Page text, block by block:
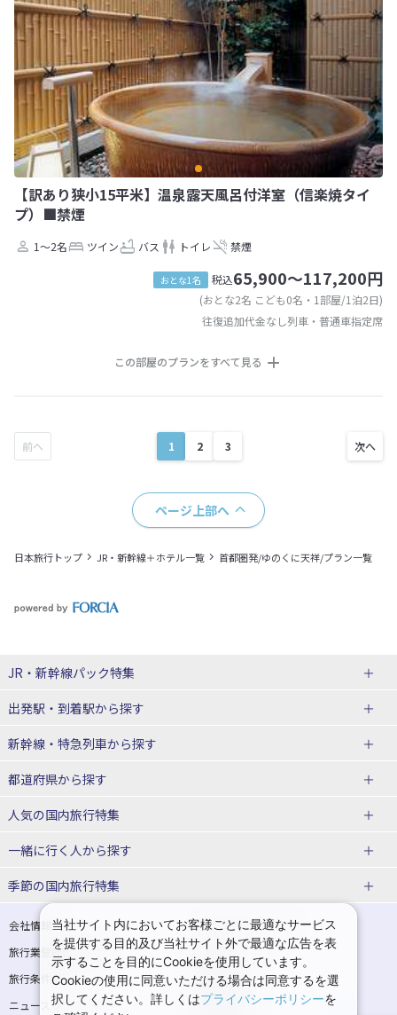
【訳あり狭小15平米】温泉露天風呂付洋室（信楽焼タイ
プ）■禁煙
1～2名 ツイン バス トイレ 禁煙
おとな1名 税込65,900～117,200円
(おとな2名 こども0名・1部屋/1泊2日)
往復追加代金なし列車・普通車指定席
この部屋のプランをすべて見る
1 2 3
ページ上部へ
日本旅行トップ JR・新幹線＋ホテル一覧 首都圏発/ゆのくに天祥/プラン一覧
JR・新幹線パック特集
JR・新幹線＋ホテルパック
出張パック
出発駅・到着駅から探す
秋田⇔東京 新幹線パック
仙台→東京 新幹線パック
富山⇔東京 新幹線パック
東京→仙台 新幹線パック
東京→金沢 新幹線パック
東京⇔軽井沢 新幹線パック 東京→長野 新幹線パック
東京→名古屋 新幹線パック 東京→京都 新幹線パック
東京→大阪（新大阪） 新幹線パッ
ク
東京→神戸（新神戸） 新幹線パッ
ク
新幹線・特急列車から探す
北海道新幹線 旅行
山形新幹線 旅行
東海道新幹線 旅行
上越新幹線 旅行
九州新幹線 旅行 西九州新幹線 旅行
特急サンダーバード 旅行
都道府県から探す
北海道旅行・ツアー
東北
青森旅行・ツアー 岩手旅行・ツアー
宮城旅行・ツアー 秋田旅行・ツアー
山形旅行・ツアー 福島旅行・ツアー
人気の国内旅行特集
東京ディズニーリゾート®への旅
ユニバーサル・スタジオ・ジャパ
温泉旅行 日帰り旅行
一緒に行く人から探す
一人旅 国内版
カップル・夫婦旅行 国内版 女子旅 国内版
卒業旅行・学生旅行 国内版
季節の国内旅行特集
桜・お花見特集
ゴールデンウィーク（GW）の国内
旅行
夏休み・お盆の国内旅行 7月の国内旅行
8月の国内旅行 9月の国内旅行
会社情報
プライバシーポリシー
旅行業登録票・約款
規約集
旅行条件書
商標について
ニュースリリース
採用情報
当社サイト内においてお客様ごとに最適なサービス
を提供する目的及び当社サイト外で最適な広告を表
示することを目的にCookieを使用しています。
Cookieの使用に同意いただける場合は同意するを選
択してください。詳しくはプライバシーポリシーを